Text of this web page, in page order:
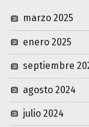
marzo 2025
enero 2025
septiembre
agosto 2024
julio 2024